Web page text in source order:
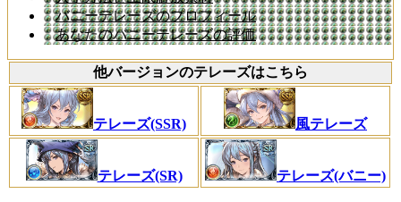
バニーテレーズのプロフィール
あなたのバニーテレーズの評価
他バージョンのテレーズはこちら
テレーズ(SSR) 風テレーズ
テレーズ(SR) テレーズ(バニー)